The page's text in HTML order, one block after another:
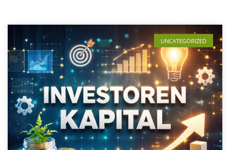
UNCATEGORIZED